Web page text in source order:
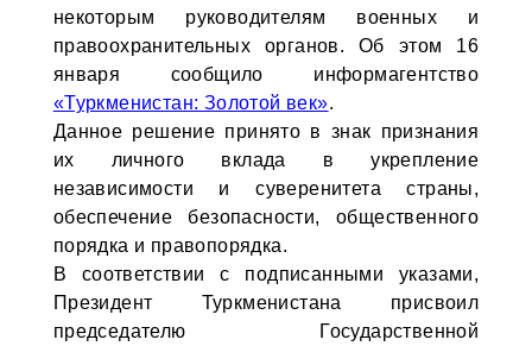
некоторым руководителям военных и
правоохранительных органов. Об этом 16
января сообщило информагентство
«Туркменистан: Золотой век».
Данное решение принято в знак признания
их личного вклада в укрепление
независимости и суверенитета страны,
обеспечение безопасности, общественного
порядка и правопорядка.
В соответствии с подписанными указами,
Президент Туркменистана присвоил
председателю Государственной